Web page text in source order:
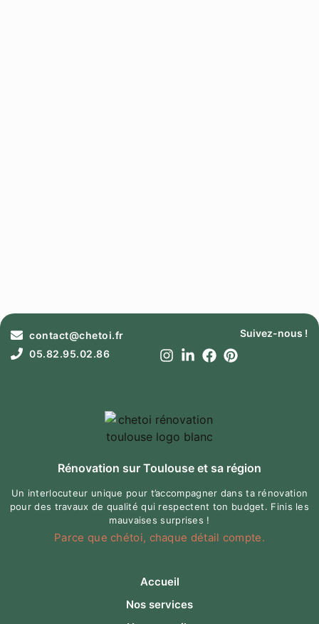
contact@chetoi.fr
05.82.95.02.86
Suivez-nous !
Rénovation sur Toulouse et sa région
Un interlocuteur unique pour t’accompagner dans ta rénovation
pour des travaux de qualité qui respectent ton budget. Finis les
mauvaises surprises !
Parce que chétoi, chaque détail compte.
Accueil
Nos services